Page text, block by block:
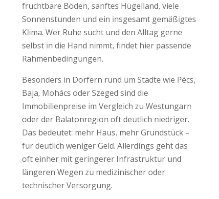
fruchtbare Böden, sanftes Hügelland, viele
Sonnenstunden und ein insgesamt gemäßigtes
Klima. Wer Ruhe sucht und den Alltag gerne
selbst in die Hand nimmt, findet hier passende
Rahmenbedingungen.
Besonders in Dörfern rund um Städte wie Pécs,
Baja, Mohács oder Szeged sind die
Immobilienpreise im Vergleich zu Westungarn
oder der Balatonregion oft deutlich niedriger.
Das bedeutet: mehr Haus, mehr Grundstück –
für deutlich weniger Geld. Allerdings geht das
oft einher mit geringerer Infrastruktur und
längeren Wegen zu medizinischer oder
technischer Versorgung.